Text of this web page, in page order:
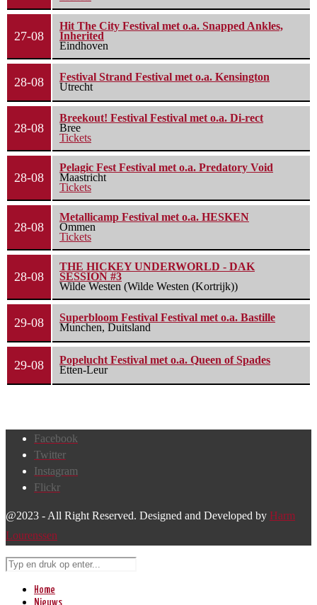
27-08
Hit The City Festival met o.a. Snapped Ankles,
Inherited
Eindhoven
28-08
Festival Strand Festival met o.a. Kensington
Utrecht
28-08
Breekout! Festival Festival met o.a. Di-rect
Bree
Tickets
28-08
Pelagic Fest Festival met o.a. Predatory Void
Maastricht
Tickets
28-08
Metallicamp Festival met o.a. HESKEN
Ommen
Tickets
28-08
THE HICKEY UNDERWORLD - DAK
SESSION #3
Wilde Westen (Wilde Westen (Kortrijk))
29-08
Superbloom Festival Festival met o.a. Bastille
Munchen, Duitsland
29-08
Popelucht Festival met o.a. Queen of Spades
Etten-Leur
Facebook
Twitter
Instagram
Flickr
@2023 - All Right Reserved. Designed and Developed by Harm
Lourenssen
Home
Nieuws